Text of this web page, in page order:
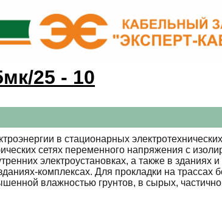
25 - 10
в стационарных
сетях переменного напряжения с
электроустановках, а также в зданиях
комплексах. Для прокладки на трассах
влажностью грунтов, в сырых,